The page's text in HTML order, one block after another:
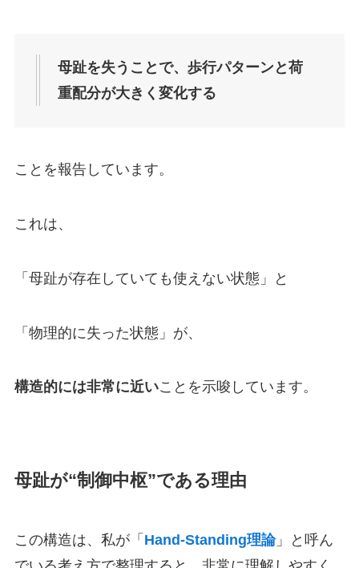
母趾を失うことで、歩行パターンと荷
重配分が大きく変化する
ことを報告しています。
これは、
「母趾が存在していても使えない状態」と
「物理的に失った状態」が、
構造的には非常に近いことを示唆しています。
母趾が“制御中枢”である理由
この構造は、私が「 Hand-Standing理論」と呼ん